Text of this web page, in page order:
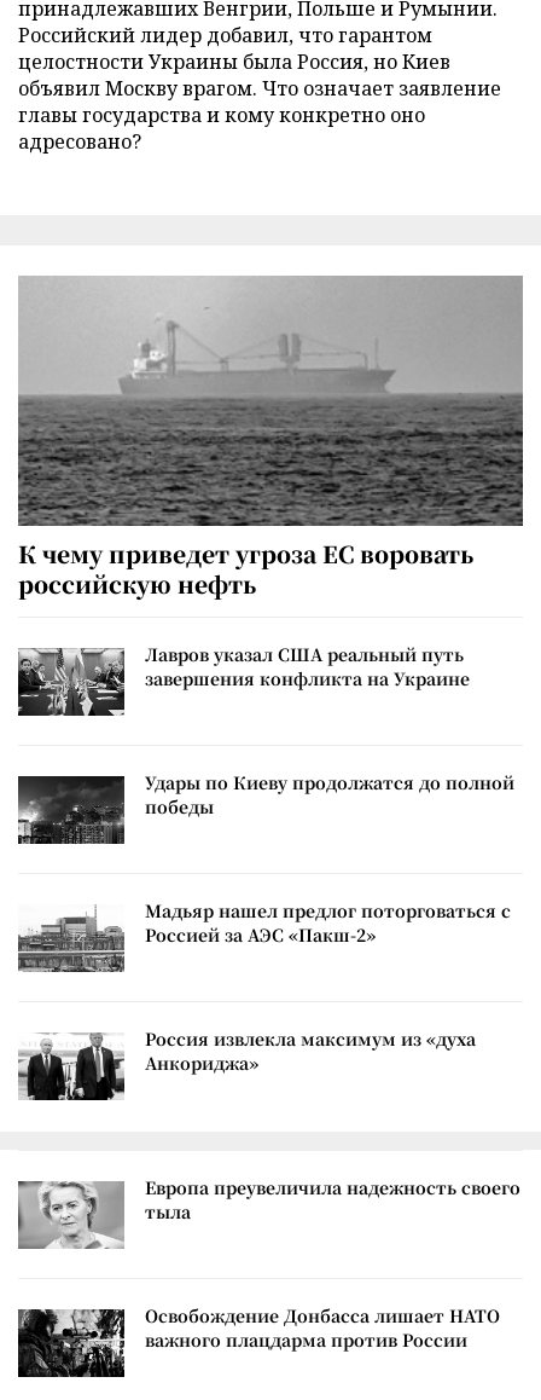
принадлежавших Венгрии, Польше и Румынии.
Российский лидер добавил, что гарантом
целостности Украины была Россия, но Киев
объявил Москву врагом. Что означает заявление
главы государства и кому конкретно оно
адресовано?
К чему приведет угроза ЕС воровать
российскую нефть
Лавров указал США реальный путь
завершения конфликта на Украине
Удары по Киеву продолжатся до полной
победы
Мадьяр нашел предлог поторговаться с
Россией за АЭС «Пакш-2»
Россия извлекла максимум из «духа
Анкориджа»
Европа преувеличила надежность своего
тыла
Освобождение Донбасса лишает НАТО
важного плацдарма против России